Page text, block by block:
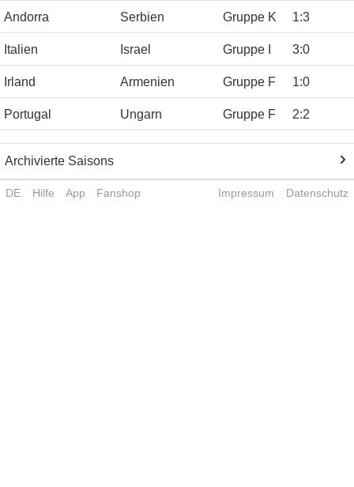
Andorra Serbien Gruppe K 1:3
Italien Israel Gruppe I 3:0
Irland Armenien Gruppe F 1:0
Portugal Ungarn Gruppe F 2:2
Archivierte Saisons
DE Hilfe App Fanshop Impressum Datenschutz